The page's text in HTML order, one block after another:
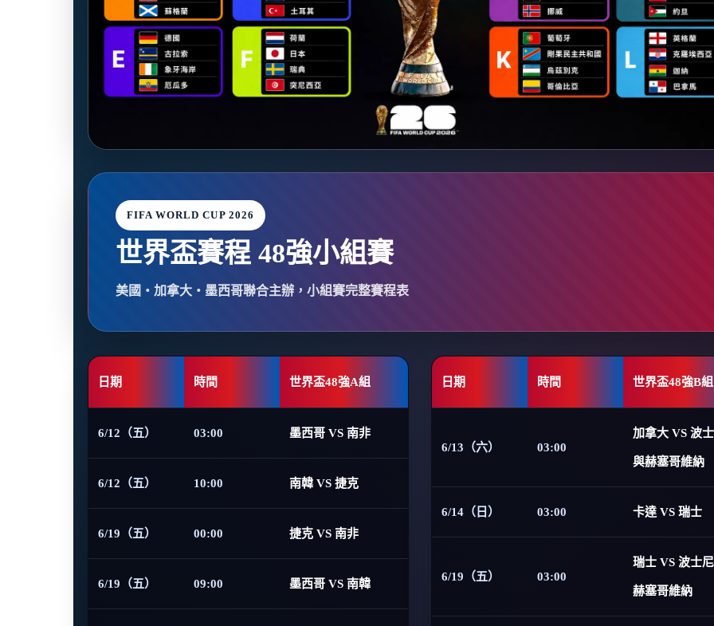
FIFA WORLD CUP 2026
世界盃賽程 48強小組賽
美國・加拿大・墨西哥聯合主辦，小組賽完整賽程表
日期 時間 世界盃48強A組
6/12（五） 03:00 墨西哥 VS 南非
6/12（五） 10:00 南韓 VS 捷克
6/19（五） 00:00 捷克 VS 南非
6/19（五） 09:00 墨西哥 VS 南韓
日期 時間 世界盃48強B組
6/13（六） 03:00
加拿大 VS 波
與赫塞哥維納
6/14（日） 03:00 卡達 VS 瑞士
6/19（五） 03:00
瑞士 VS 波士
赫塞哥維納